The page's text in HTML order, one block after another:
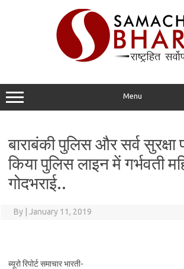
Menu
बाराबंकी पुलिस और सर्व
किया पुलिस लाइन में गर्भवती
गोदभराई..
By January 11, 2019
ब्यूरो रिपोर्ट समाचार भारती-